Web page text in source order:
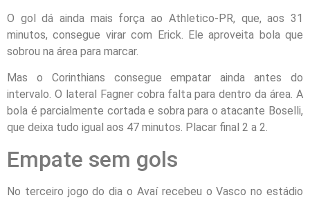
O gol dá ainda mais força ao Athletico-PR, que, aos 31
minutos, consegue virar com Erick. Ele aproveita bola que
sobrou na área para marcar.
Mas o Corinthians consegue empatar ainda antes do
intervalo. O lateral Fagner cobra falta para dentro da área. A
bola é parcialmente cortada e sobra para o atacante Boselli,
que deixa tudo igual aos 47 minutos. Placar final 2 a 2.
Empate sem gols
No terceiro jogo do dia o Avaí recebeu o Vasco no estádio